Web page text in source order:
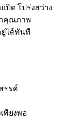
ปิด โปร่งสว่าง
าคุณภาพ
ยู่ได้ทันที
รรค์
พียงพอ